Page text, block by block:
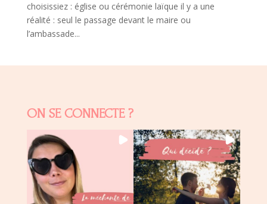
choisissiez : église ou cérémonie laïque il y a une
réalité : seul le passage devant le maire ou
l’ambassade...
ON SE CONNECTE ?